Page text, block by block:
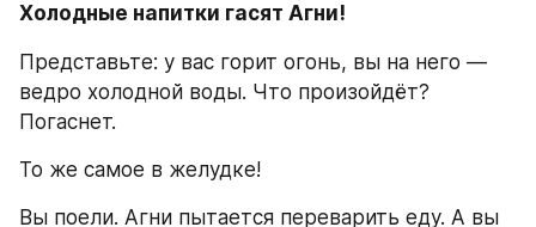
Холодные напитки гасят Агни!
Представьте: у вас горит огонь, вы на него —
ведро холодной воды. Что произойдёт?
Погаснет.
То же самое в желудке!
Вы поели. Агни пытается переварить еду. А вы